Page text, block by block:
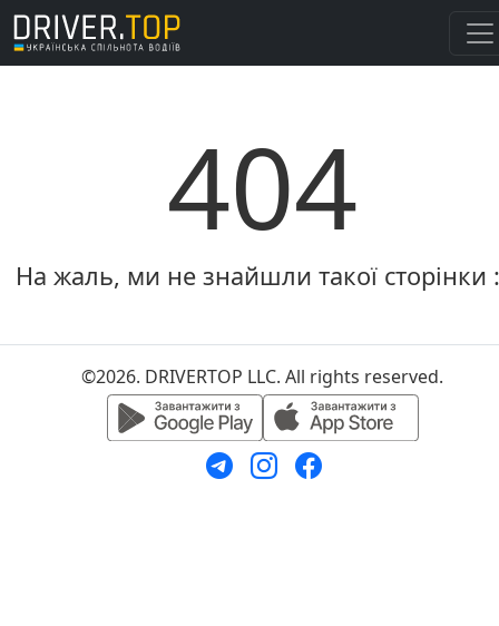
404
На жаль, ми не знайшли такої сторінки
©2026. DRIVERTOP LLC. All rights reserved.